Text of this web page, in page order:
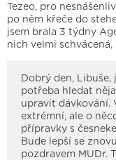
Tezeo, pro
po něm křeče do
jsem brala 3 týdny
nich velmi schvácená,
Dobrý den, Libuše,
potřeba hledat
upravit dávkování.
extrémní, ale o
přípravky s
Bude lepší se
pozdravem MUDr.